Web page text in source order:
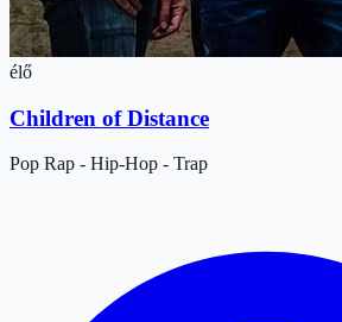
élő
Children of Distance
Pop Rap - Hip-Hop - Trap